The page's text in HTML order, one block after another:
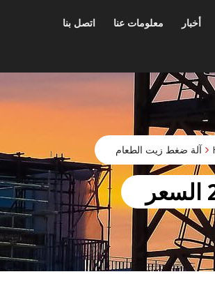
أخبار معلومات عنا اتصل بنا
آلة ضغط زيت الطعام